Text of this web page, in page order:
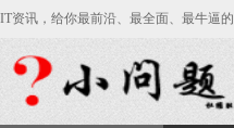
IT资讯，给你最前沿、最全面、最牛逼的